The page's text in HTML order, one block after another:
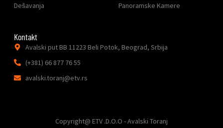
Dešavanja
Panoramske Kamere
Kontakt
Avalski put BB 11223 Beli Potok, Beograd, Srbija
(+381) 66 877 76 55
avalski.toranj@etv.rs
Copyright@ ETV .D.O.O - Avalski Toranj